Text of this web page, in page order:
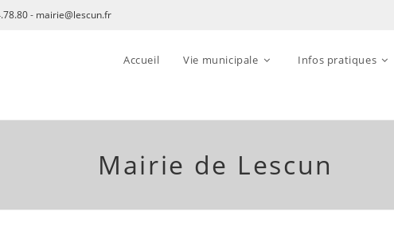
- mairie@lescun.fr
Accueil Vie municipale Infos pratiques
Mairie de Lescun